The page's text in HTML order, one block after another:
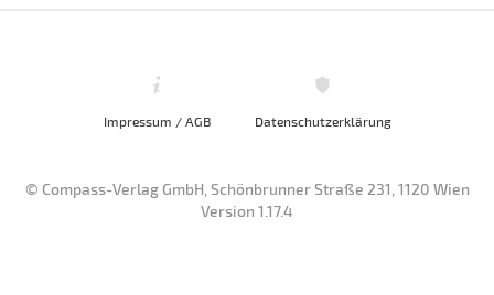
Impressum / AGB Datenschutzerklärung
© Compass-Verlag GmbH, Schönbrunner Straße 231, 1120 Wien
Version 1.17.4